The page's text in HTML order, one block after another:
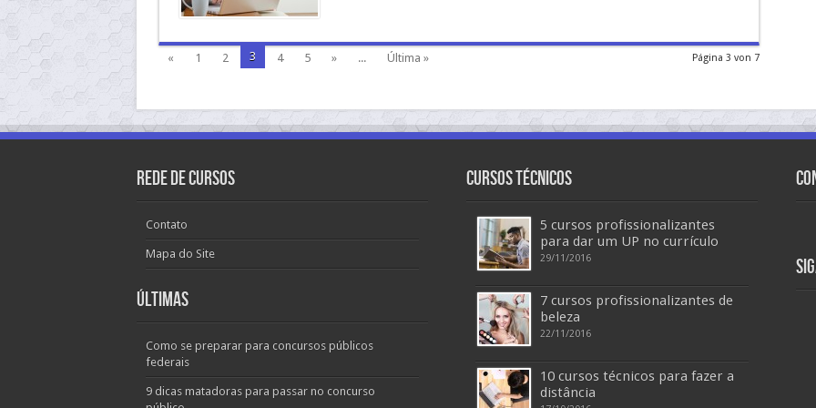
Página 3 von 7
« 1 2 3 4 5 » ... Última »
Rede de Cursos
Contato
Mapa do Site
Últimas
Como se preparar para concursos públicos
federais
9 dicas matadoras para passar no concurso
Cursos Técnicos
5 cursos profissionalizantes
para dar um UP no currículo
29/11/2016
7 cursos profissionalizantes de
beleza
22/11/2016
10 cursos técnicos para fazer a
distância